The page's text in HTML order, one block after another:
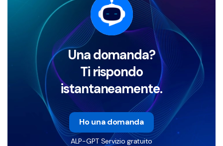
Una domanda?
Ti rispondo
istantaneamente.
Ho una domanda
ALP-GPT Servizio gratuito